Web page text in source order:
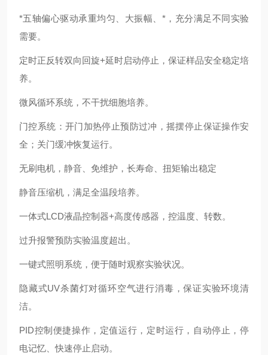
*五轴偏心驱动承重均匀、大振幅、*，充分满足不同实验
需要。
定时正反转双向回旋+延时启动停止，保证样品安全稳定培
养。
微风循环系统，不干扰细胞培养。
门控系统：开门加热停止预防过冲，摇摆停止保证操作安
全；关门缓冲恢复运行。
无刷电机，静音、免维护，长寿命、扭矩输出稳定
静音压缩机，满足全温段培养。
一体式LCD液晶控制器+高度传感器，控温度、转数。
过升报警预防实验温度超出。
一键式照明系统，便于随时观察实验状况。
隐藏式UV杀菌灯对循环空气进行消毒，保证实验环境清
洁。
PID控制便捷操作，定值运行，定时运行，自动停止，停
电记忆、快速停止启动。